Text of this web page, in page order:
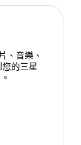
、音樂、
的三星